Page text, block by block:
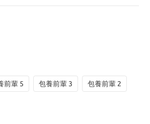
前輩 5 包養前輩 3 包養前輩 2